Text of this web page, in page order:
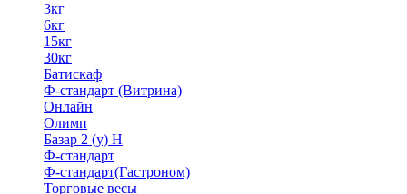
3кг
6кг
15кг
30кг
Батискаф
Ф-стандарт (Витрина)
Онлайн
Олимп
Базар 2 (у) Н
Ф-стандарт
Ф-стандарт(Гастроном)
Торговые весы